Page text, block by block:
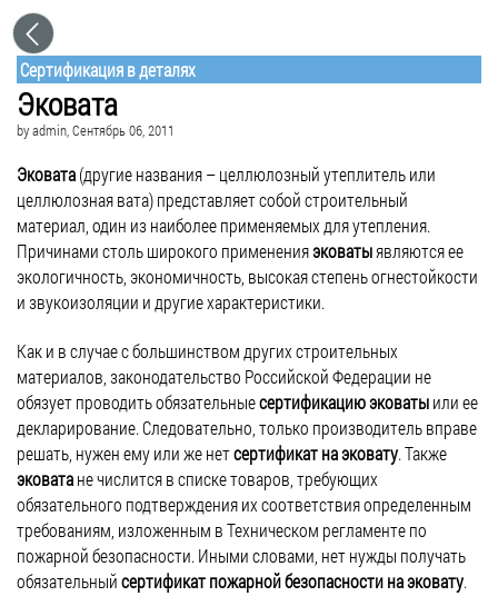
Сертификация в деталях
Эковата
byadmin, Сентябрь 06, 2011
Эковата(другие названия – целлюлозный утеплитель или
целлюлозная вата) представляет собой строительный
материал, один из наиболее применяемых для утепления.
Причинами столь широкого примененияэковатыявляются ее
экологичность, экономичность, высокая степень огнестойкости
и звукоизоляции и другие характеристики.
Как и в случае с большинством других строительных
материалов, законодательство Российской Федерации не
обязует проводить обязательныесертификацию эковатыили ее
декларирование. Следовательно, только производитель вправе
решать, нужен ему или же нетсертификат на эковату. Также
эковатане числится в списке товаров, требующих
обязательного подтверждения их соответствия определенным
требованиям, изложенным в Техническом регламенте по
пожарной безопасности. Иными словами, нет нужды получать
обязательныйсертификат пожарной безопасности на эковату.